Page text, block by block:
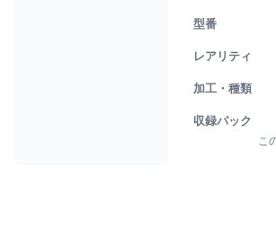
型番
レアリティ
加工・種類
収録パック
こ